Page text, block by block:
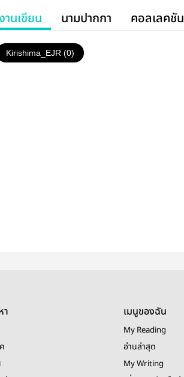
านเขียน นามปากกา คอลเลคชัน
Kirishima_EJR (0)
า เมนูของฉัน
My Reading
อ่านล่าสุด
My Writing